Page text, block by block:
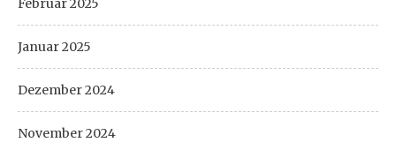
Februar 2025
Januar 2025
Dezember 2024
November 2024